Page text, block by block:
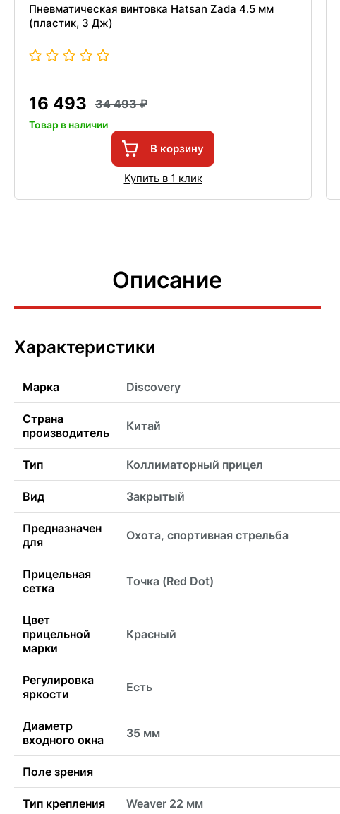
Пневматическая винтовка Hatsan Zada 4.5 мм
(пластик, 3 Дж)
16 493 34 493
Товар в наличии
В корзину
Купить в 1 клик
Описание
Характеристики
Марка Discovery
Страна
производитель
Китай
Тип Коллиматорный прицел
Вид Закрытый
Предназначен
для
Охота, спортивная стрельба
Прицельная
сетка
Точка (Red Dot)
Цвет
прицельной
марки
Красный
Регулировка
яркости
Есть
Диаметр
входного окна
35 мм
Поле зрения
Тип крепления Weaver 22 мм